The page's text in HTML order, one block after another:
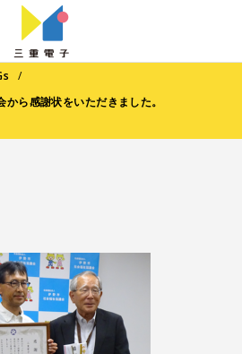
/
ら感謝状をいただきました。